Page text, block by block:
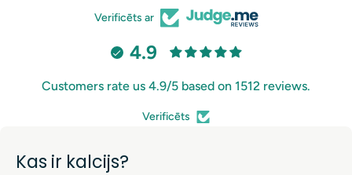
Verificēts ar
4.9
Customers rate us 4.9/5 based on 1512 reviews.
Verificēts
Kas ir kalcijs?